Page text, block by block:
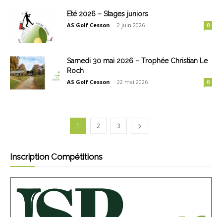
Eté 2026 – Stages juniors
AS Golf Cesson - 2 juin 2026 0
Samedi 30 mai 2026 – Trophée Christian Le
Roch
AS Golf Cesson - 22 mai 2026 0
1 2 3
Inscription Compétitions